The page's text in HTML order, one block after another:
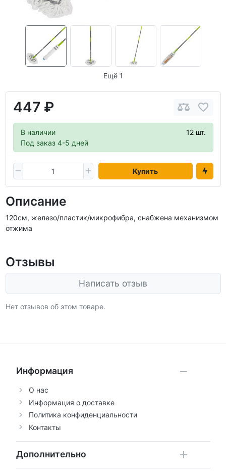
Ещё 1
447 ₽
В наличии
12 шт.
Под заказ 4-5 дней
Купить
Описание
120см, железо/пластик/микрофибра, снабжена механизмом
отжима
Отзывы
Написать отзыв
Нет отзывов об этом товаре.
Информация
О нас
Информация о доставке
Политика конфиденциальности
Контакты
Дополнительно